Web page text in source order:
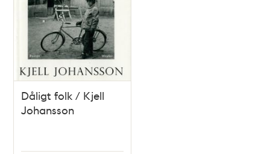
Dåligt folk / Kjell
Johansson